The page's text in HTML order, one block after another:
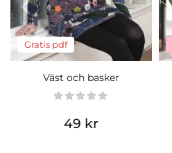
Gratis pdf
Väst och basker
49 kr